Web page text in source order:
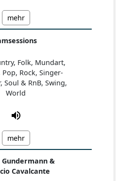
mehr
Folk, Mundart,
Pop, Rock, Singer-
Soul & RnB, Swing,
World
mehr
Gundermann &
Cavalcante